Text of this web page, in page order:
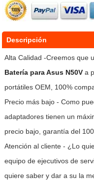
Descripción
Alta Calidad -Creemos que
Batería para Asus N50V a
portátiles OEM, 100%
Precio más bajo - Como
adaptadores tienen un
precio bajo, garantía del
Atención al cliente - ¿Lo
equipo de ejecutivos de
quiere saber y dar a su la